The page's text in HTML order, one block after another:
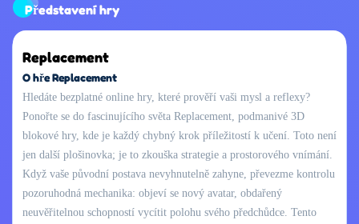
Představení hry
Replacement
O hře Replacement
Hledáte bezplatné online hry, které prověří vaši mysl a reflexy?
Ponořte se do fascinujícího světa Replacement, podmanivé 3D
blokové hry, kde je každý chybný krok příležitostí k učení. Toto není
jen další plošinovka; je to zkouška strategie a prostorového vnímání.
Když vaše původní postava nevyhnutelně zahyne, převezme kontrolu
pozoruhodná mechanika: objeví se nový avatar, obdařený
neuvěřitelnou schopností vycítit polohu svého předchůdce. Tento